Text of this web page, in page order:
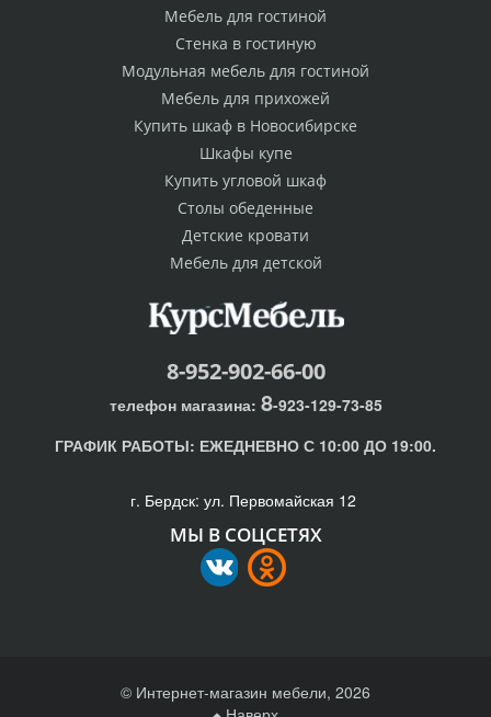
Мебель для гостиной
Стенка в гостиную
Модульная мебель для гостиной
Мебель для прихожей
Купить шкаф в Новосибирске
Шкафы купе
Купить угловой шкаф
Столы обеденные
Детские кровати
Мебель для детской
8-952-902-66-00
телефон магазина: 8-923-129-73-85
ГРАФИК РАБОТЫ: ЕЖЕДНЕВНО С 10:00 ДО 19:00.
г. Бердск: ул. Первомайская 12
МЫ В СОЦСЕТЯХ
© Интернет-магазин мебели, 2026